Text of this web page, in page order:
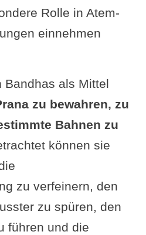
Rolle in Atem-
einnehmen
Bandhas als Mittel
zu bewahren, zu
Bahnen zu
können sie
zu verfeinern, den
zu spüren, den
führen und die